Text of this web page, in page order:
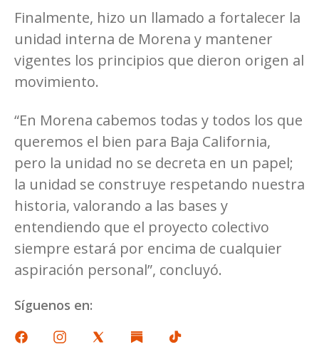
Finalmente, hizo un llamado a fortalecer la
unidad interna de Morena y mantener
vigentes los principios que dieron origen al
movimiento.
“En Morena cabemos todas y todos los que
queremos el bien para Baja California,
pero la unidad no se decreta en un papel;
la unidad se construye respetando nuestra
historia, valorando a las bases y
entendiendo que el proyecto colectivo
siempre estará por encima de cualquier
aspiración personal”, concluyó.
Síguenos en: